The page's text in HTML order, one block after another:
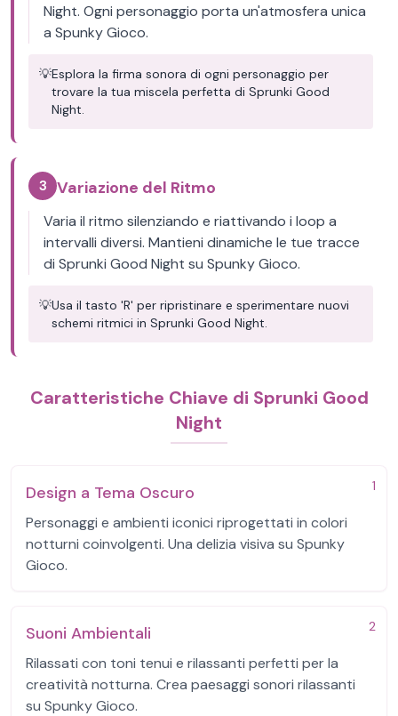
Night. Ogni personaggio porta un'atmosfera unica
a Spunky Gioco.
💡Esplora la firma sonora di ogni personaggio per
trovare la tua miscela perfetta di Sprunki Good
Night.
3 Variazione del Ritmo
Varia il ritmo silenziando e riattivando i loop a
intervalli diversi. Mantieni dinamiche le tue tracce
di Sprunki Good Night su Spunky Gioco.
💡Usa il tasto 'R' per ripristinare e sperimentare nuovi
schemi ritmici in Sprunki Good Night.
Caratteristiche Chiave di Sprunki Good
Night
1
Design a Tema Oscuro
Personaggi e ambienti iconici riprogettati in colori
notturni coinvolgenti. Una delizia visiva su Spunky
Gioco.
2
Suoni Ambientali
Rilassati con toni tenui e rilassanti perfetti per la
creatività notturna. Crea paesaggi sonori rilassanti
su Spunky Gioco.